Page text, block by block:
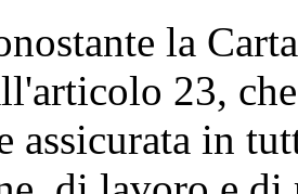
la Carta
23,
assicurata in